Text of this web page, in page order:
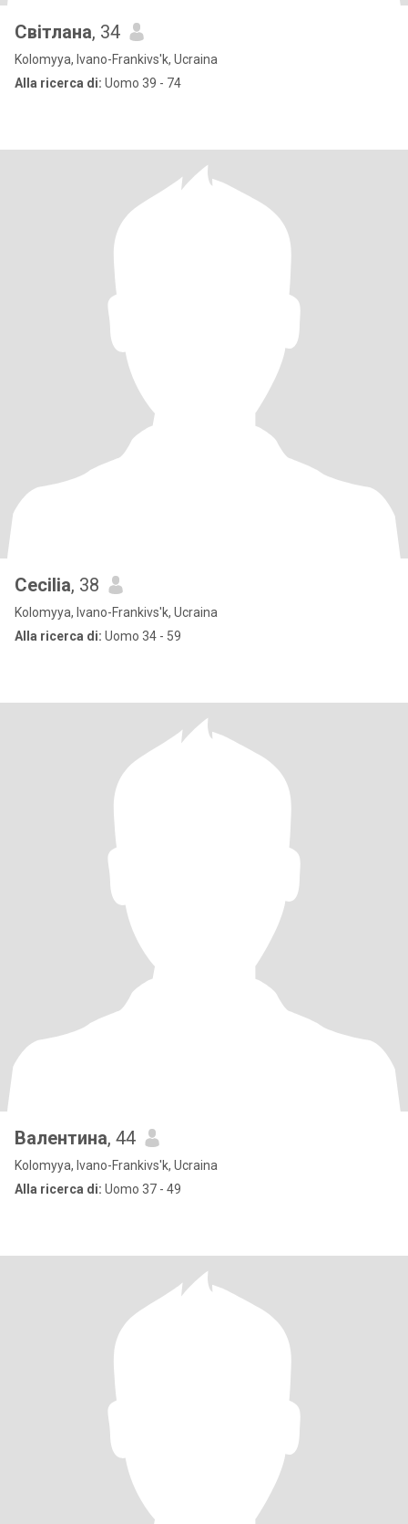
Світлана, 34
Kolomyya, Ivano-Frankivs'k, Ucraina
Alla ricerca di: Uomo 39 - 74
Cecilia, 38
Kolomyya, Ivano-Frankivs'k, Ucraina
Alla ricerca di: Uomo 34 - 59
Валентина, 44
Kolomyya, Ivano-Frankivs'k, Ucraina
Alla ricerca di: Uomo 37 - 49